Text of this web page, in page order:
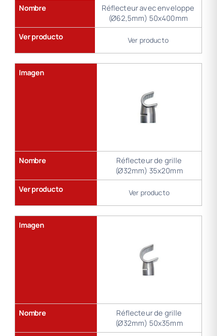
Nombre
Réflecteur avec enveloppe
(Ø62,5mm) 50x400mm
Ver producto
Ver producto
Imagen
Nombre
Réflecteur de grille
(Ø32mm) 35x20mm
Ver producto
Ver producto
Imagen
Nombre
Réflecteur de grille
(Ø32mm) 50x35mm